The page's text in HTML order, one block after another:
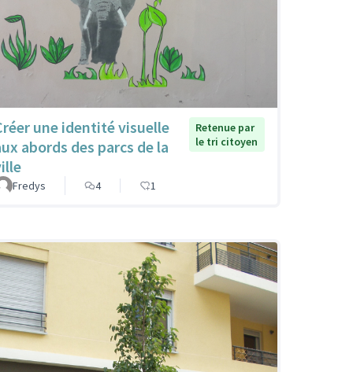
une identité visuelle
abords des parcs de la
Retenue par
le tri citoyen
Fredys 4 1